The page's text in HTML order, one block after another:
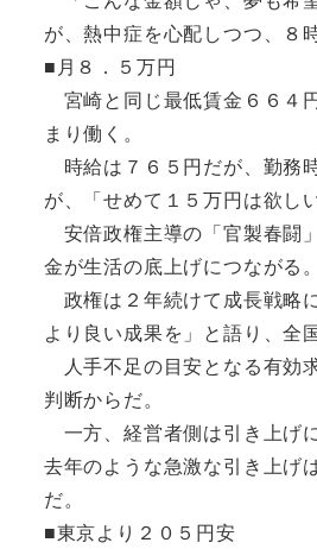
が、熱中症を心配しつつ、８
■月８．５万円
宮崎と同じ最低賃金６６４
まり働く。
時給は７６５円だが、勤務
が、「せめて１５万円は欲し
安倍政権主導の「官製春闘
金が生活の底上げにつながる。
政権は２年続けて成長戦略
より良い成果を」と語り、全
人手不足の目安となる有効
判断からだ。
一方、経営者側は引き上げ
去年のような急激な引き上げ
だ。
■東京より２０５円安